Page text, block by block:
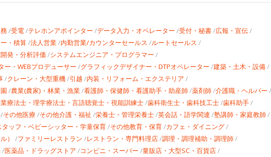
受電 テレホンアポインター データ入力・オペレーター 受付・秘書 広報・宣伝
・積算 法人営業 内勤営業/カウンターセールス ルートセールス
発・分析評価 システムエンジニア・プログラマー
ー・WEBプロデューサー グラフィックデザイナー・DTPオペレーター 建築・土木・設備
クレーン・大型重機 引越 内装・リフォーム・エクステリア
農業(農家)・林業・漁業 看護師・保健師・看護助手・助産師 薬剤師 介護職・ヘルパー
療法士・理学療法士・言語聴覚士・視能訓練士 歯科衛生士・歯科技工士 歯科助手
その他医療 その他介護・福祉 栄養士・管理栄養士 英会話・語学関連 塾講師・家庭教師
タッフ・ベビーシッター・学童保育 その他教育・保育 カフェ・ダイニング
） ファミリーレストラン レストラン・専門料理店 調理・調理補助・調理師
医薬品・ドラッグストア コンビニ・スーパー 量販店・大型SC・百貨店